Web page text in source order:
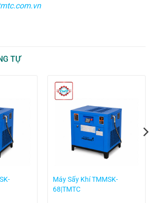
TỰ
Máy Sấy Khí TMMSK-
68|TMTC